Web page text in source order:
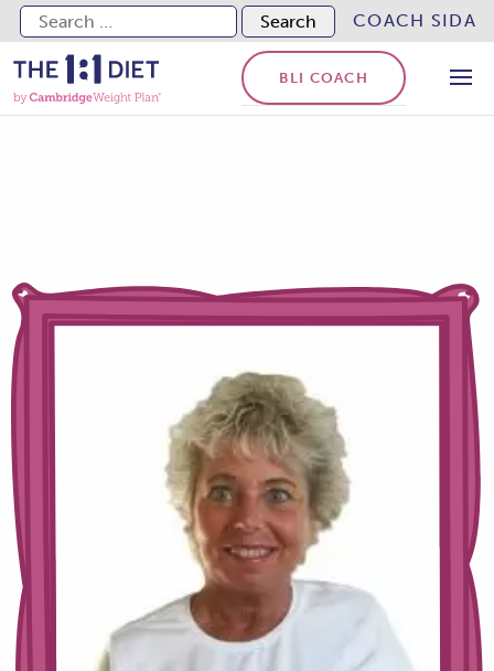
Search for: COACH SIDA
BLI COACH